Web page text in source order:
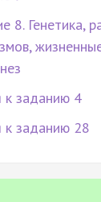
8. Генетика,
к заданию 4
к заданию 28